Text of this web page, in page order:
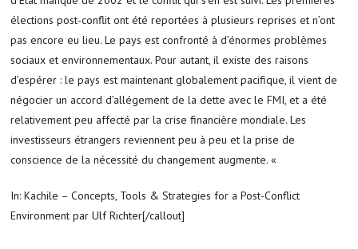
élections post-conflit ont été reportées à plusieurs reprises et n’ont
pas encore eu lieu. Le pays est confronté à d’énormes problèmes
sociaux et environnementaux. Pour autant, il existe des raisons
d’espérer : le pays est maintenant globalement pacifique, il vient de
négocier un accord d’allégement de la dette avec le FMI, et a été
relativement peu affecté par la crise financière mondiale. Les
investisseurs étrangers reviennent peu à peu et la prise de
conscience de la nécessité du changement augmente. «
In: Kachile – Concepts, Tools & Strategies for a Post-Conflict
Environment par Ulf Richter[/callout]